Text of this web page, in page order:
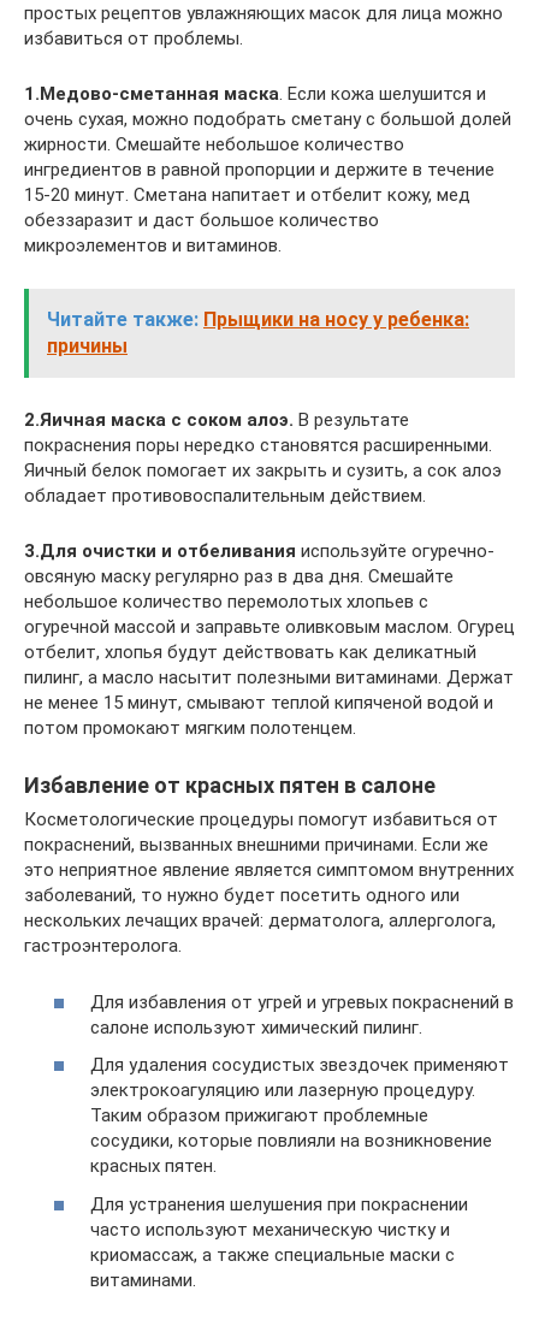
простых рецептов увлажняющих масок для лица можно
избавиться от проблемы.
1.Медово-сметанная маска. Если кожа шелушится и
очень сухая, можно подобрать сметану с большой долей
жирности. Смешайте небольшое количество
ингредиентов в равной пропорции и держите в течение
15-20 минут. Сметана напитает и отбелит кожу, мед
обеззаразит и даст большое количество
микроэлементов и витаминов.
Читайте также: Прыщики на носу у ребенка:
причины
2.Яичная маска с соком алоэ. В результате
покраснения поры нередко становятся расширенными.
Яичный белок помогает их закрыть и сузить, а сок алоэ
обладает противовоспалительным действием.
3.Для очистки и отбеливания используйте огуречно-
овсяную маску регулярно раз в два дня. Смешайте
небольшое количество перемолотых хлопьев с
огуречной массой и заправьте оливковым маслом. Огурец
отбелит, хлопья будут действовать как деликатный
пилинг, а масло насытит полезными витаминами. Держат
не менее 15 минут, смывают теплой кипяченой водой и
потом промокают мягким полотенцем.
Избавление от красных пятен в салоне
Косметологические процедуры помогут избавиться от
покраснений, вызванных внешними причинами. Если же
это неприятное явление является симптомом внутренних
заболеваний, то нужно будет посетить одного или
нескольких лечащих врачей: дерматолога, аллерголога,
гастроэнтеролога.
Для избавления от угрей и угревых покраснений в
салоне используют химический пилинг.
Для удаления сосудистых звездочек применяют
электрокоагуляцию или лазерную процедуру.
Таким образом прижигают проблемные
сосудики, которые повлияли на возникновение
красных пятен.
Для устранения шелушения при покраснении
часто используют механическую чистку и
криомассаж, а также специальные маски с
витаминами.